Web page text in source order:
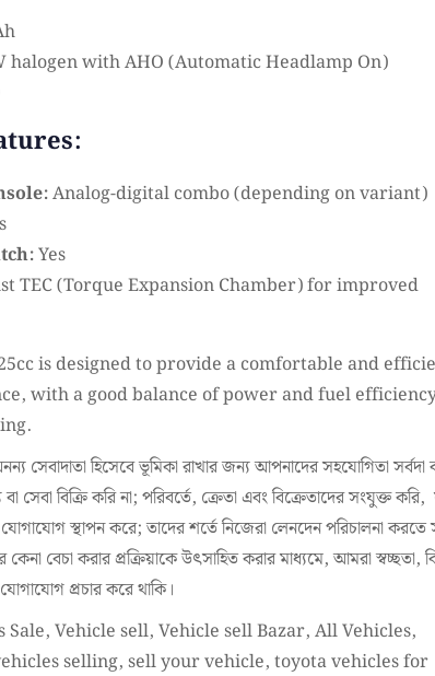
halogen with AHO (Automatic Headlamp On)
Analog-digital combo (depending on variant)
Yes
TEC (Torque Expansion Chamber) for improved
is designed to provide a comfortable and
with a good balance of power and fuel
হিসেবে ভূমিকা রাখার জন্য আপনাদের সহযোগিতা সর্বদা
সেবা বিক্রি করি না; পরিবর্তে, ক্রেতা এবং বিক্রেতাদের সংযুক্ত করি,
যোগাযোগ স্থাপন করে; তাদের শর্তে নিজেরা লেনদেন পরিচালনা করতে
বেচা করার প্রক্রিয়াকে উৎসাহিত করার মাধ্যমে, আমরা স্বচ্ছতা,
প্রচার করে থাকি।
Sale, Vehicle sell, Vehicle sell Bazar, All Vehicles,
selling, sell your vehicle, toyota vehicles for